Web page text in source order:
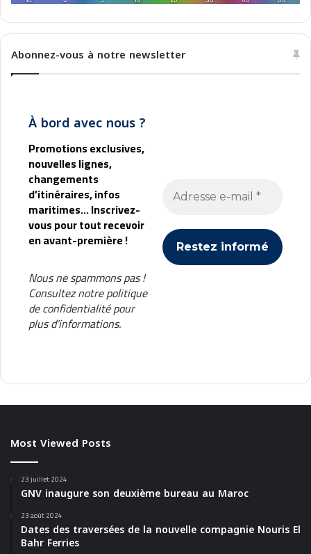
é
u
s
s
i
e
Abonnez-vous à notre newsletter
À bord avec nous ?
Promotions exclusives,
nouvelles lignes,
changements
d’itinéraires, infos
maritimes... Inscrivez-
vous pour tout recevoir
en avant-première !
Nous ne spammons pas !
Consultez notrepolitique
de confidentialitépour
plus d’informations.
Most Viewed Posts
23 juillet 2024
GNV inaugure son deuxième bureau au Maroc
23 août 2024
Dates des traversées de la nouvelle compagnie Nouris El
Bahr Ferries